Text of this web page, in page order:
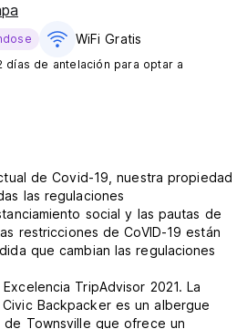
WiFi Gratis
días de antelación para optar a
de Covid-19, nuestra propiedad
las regulaciones
social y las pautas de
restricciones de CoVID-19 están
que cambian las regulaciones
TripAdvisor 2021. La
Backpacker es un albergue
Townsville que ofrece un